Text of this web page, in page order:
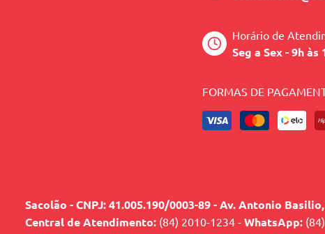
Horário de
Seg a Sex - 9h às
FORMAS DE
Sacolão - CNPJ: 41.005.190/0003-89 - Av. Antonio
Central de Atendimento: (84) 2010-1234 - WhatsApp: